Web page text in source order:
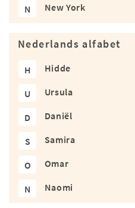
N New York
Nederlands alfabet
H Hidde
U Ursula
D Daniël
S Samira
O Omar
N Naomi